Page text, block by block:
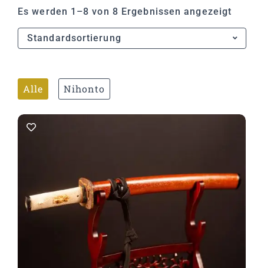
Es werden 1–8 von 8 Ergebnissen angezeigt
Alle Nihonto
In den Warenkorb